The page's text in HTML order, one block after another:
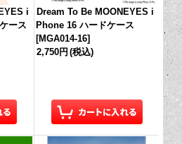
i
ース
Dream To Be MOONEYES i
Phone 16 ハードケース
[MGA014-16]
2,750円 (税込)